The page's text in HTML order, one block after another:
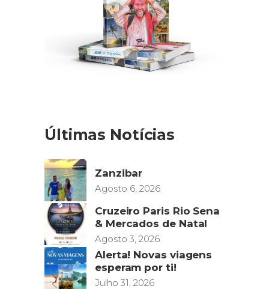
Últimas Notícias
Zanzibar
Agosto 6, 2026
Cruzeiro Paris Rio Sena
& Mercados de Natal
Agosto 3, 2026
Alerta! Novas viagens
esperam por ti!
Julho 31, 2026